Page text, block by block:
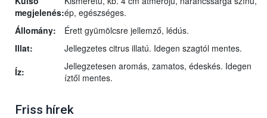
megjelenés:ép, egészséges.
Állomány:
Érett gyümölcsre jellemző, lédús.
Illat:
Jellegzetes citrus illatú. Idegen szagtól mentes.
Íz:
Jellegzetesen aromás, zamatos, édeskés. Idegen
íztől mentes.
Friss hírek